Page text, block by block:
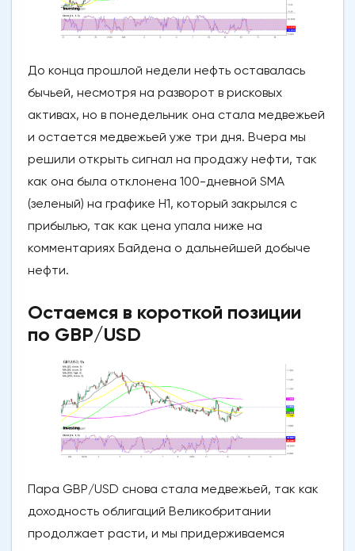
До конца прошлой недели нефть оставалась
бычьей, несмотря на разворот в рисковых
активах, но в понедельник она стала медвежьей
и остается медвежьей уже три дня. Вчера мы
решили открыть сигнал на продажу нефти, так
как она была отклонена 100-дневной SMA
(зеленый) на графике H1, который закрылся с
прибылью, так как цена упала ниже на
комментариях Байдена о дальнейшей добыче
нефти.
Остаемся в короткой позиции
по GBP/USD
Пара GBP/USD снова стала медвежьей, так как
доходность облигаций Великобритании
продолжает расти, и мы придерживаемся